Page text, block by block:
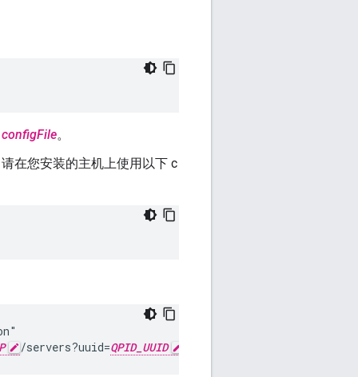
configFile。
在您安装的主机上使用以下 c
/servers?uuid=QPID_UUID